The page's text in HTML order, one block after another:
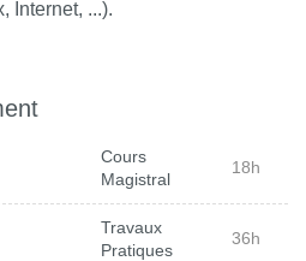
Internet, ...).
Cours
Magistral
18h
Travaux
Pratiques
36h